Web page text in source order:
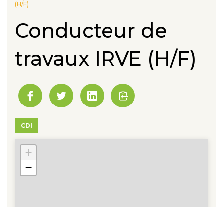
(H/F)
Conducteur de
travaux IRVE (H/F)
CDI
78 - Aubergenville
+
−